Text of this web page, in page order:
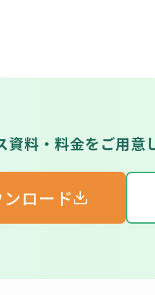
資料・料金をご用意
ロード